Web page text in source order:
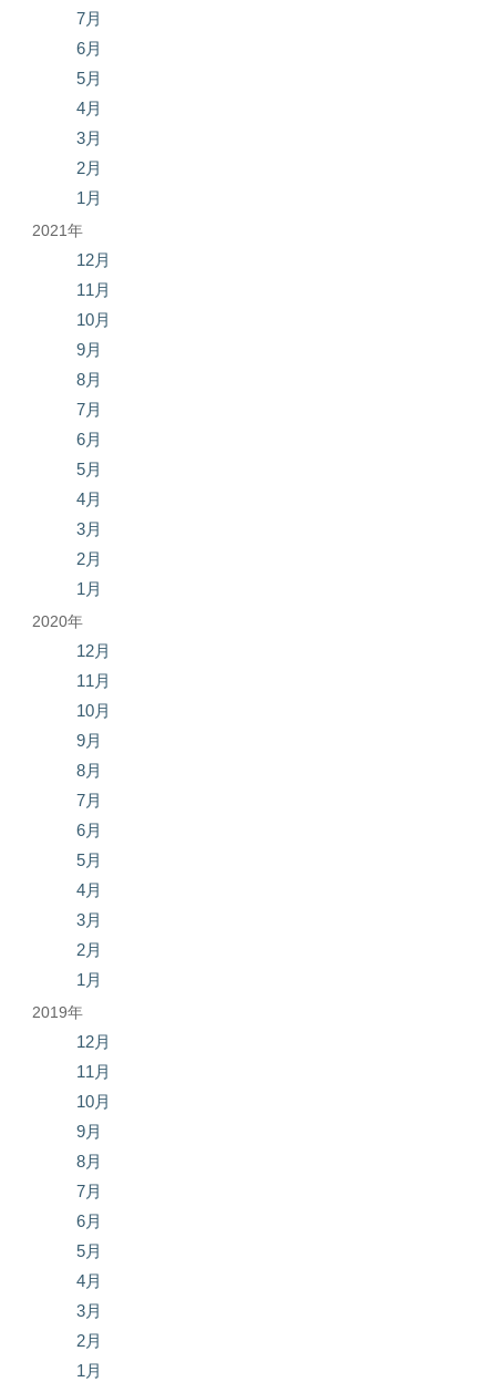
7月
6月
5月
4月
3月
2月
1月
2021年
12月
11月
10月
9月
8月
7月
6月
5月
4月
3月
2月
1月
2020年
12月
11月
10月
9月
8月
7月
6月
5月
4月
3月
2月
1月
2019年
12月
11月
10月
9月
8月
7月
6月
5月
4月
3月
2月
1月